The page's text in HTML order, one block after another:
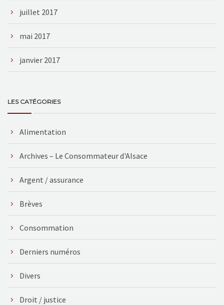
juillet 2017
mai 2017
janvier 2017
LES CATÉGORIES
Alimentation
Archives – Le Consommateur d'Alsace
Argent / assurance
Brèves
Consommation
Derniers numéros
Divers
Droit / justice